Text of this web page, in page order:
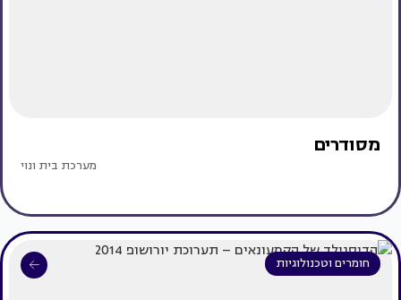
מסודרים
מערכת בית ונוי
חומרים וטכנולוגיות